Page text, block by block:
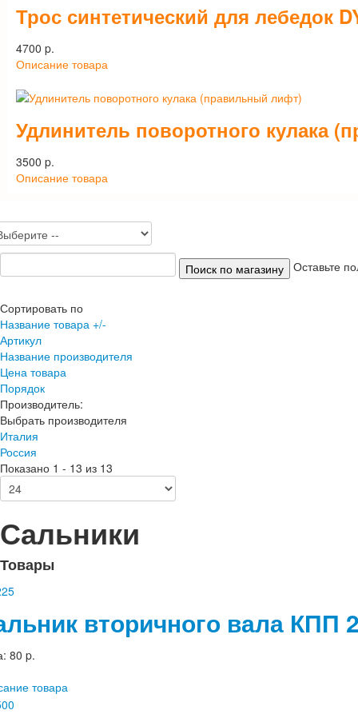
Трос синтетический для лебедок
4700 p.
Описание товара
Удлинитель поворотного кулака
3500 p.
Описание товара
Оставьте
Сортировать по
Название товара +/-
Артикул
Название производителя
Цена товара
Порядок
Производитель:
Выбрать производителя
Италия
Россия
Показано 1 - 13 из 13
Сальники
Товары
вторичного вала
80 p.
товара